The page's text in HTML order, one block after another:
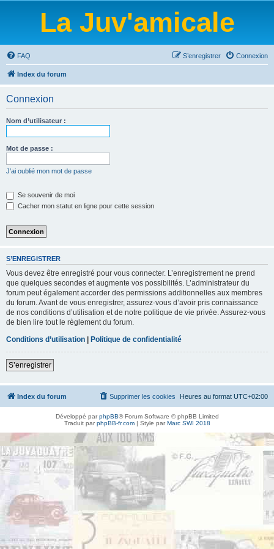
La Juv'amicale
FAQ Connexion
S’enregistrer
Index du forum
Connexion
Nom d’utilisateur :
Mot de passe :
J’ai oublié mon mot de passe
Se souvenir de moi
Cacher mon statut en ligne pour cette session
S’ENREGISTRER
Vous devez être enregistré pour vous connecter. L’enregistrement ne prend
que quelques secondes et augmente vos possibilités. L’administrateur du
forum peut également accorder des permissions additionnelles aux membres
du forum. Avant de vous enregistrer, assurez-vous d’avoir pris connaissance
de nos conditions d’utilisation et de notre politique de vie privée. Assurez-vous
de bien lire tout le règlement du forum.
Conditions d’utilisation | Politique de confidentialité
S’enregistrer
Index du forum Heures au format UTC+02:00
Supprimer les cookies
Développé parphpBB® Forum Software © phpBB Limited
Traduit parphpBB-fr.com| Style parMarc SWI 2018